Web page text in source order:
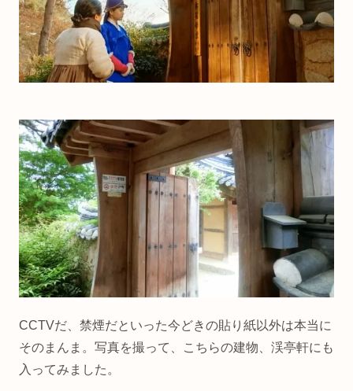
CCTVだ、禁煙だといった今どきの貼り紙以外は本当に
そのまんま。写真を撮って、こちらの建物、渓亭軒にも
入ってみました。